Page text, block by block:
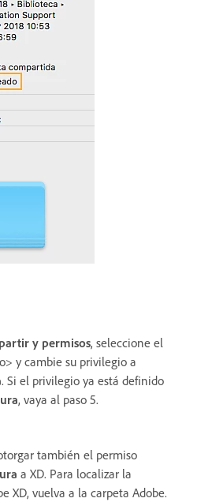
y permisos, seleccione el
y cambie su privilegio a
. Si el privilegio ya está definido
, vaya al paso 5.
también el permiso
a XD. Para localizar la
XD, vuelva a la carpeta Adobe.